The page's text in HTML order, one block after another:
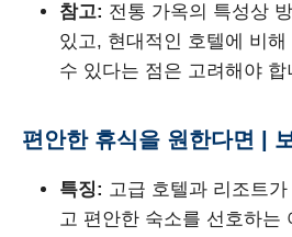
참고: 전통 가옥의 특성상
있고, 현대적인 호텔에 비
수 있다는 점은 고려해야 합
편안한 휴식을 원한다면 |
특징: 고급 호텔과 리조트
고 편안한 숙소를 선호하는